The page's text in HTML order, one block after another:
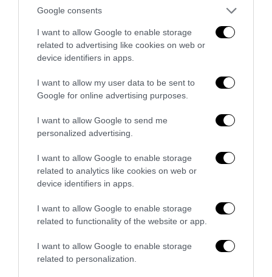
Google consents
I want to allow Google to enable storage
related to advertising like cookies on web or
device identifiers in apps.
I want to allow my user data to be sent to
Google for online advertising purposes.
I want to allow Google to send me
personalized advertising.
I want to allow Google to enable storage
related to analytics like cookies on web or
device identifiers in apps.
I want to allow Google to enable storage
related to functionality of the website or app.
I want to allow Google to enable storage
related to personalization.
l’antifascismo copia il fascismo
6 Agosto 2026